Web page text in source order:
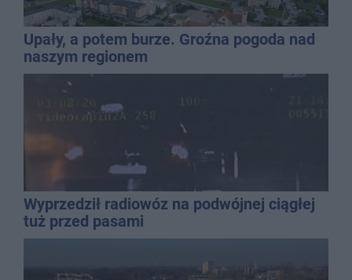
Upały, a potem burze. Groźna pogoda nad
naszym regionem
Wyprzedził radiowóz na podwójnej ciągłej
tuż przed pasami